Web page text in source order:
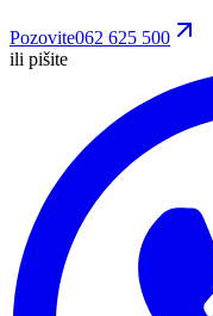
Pozovite062 625 500
ili pišite